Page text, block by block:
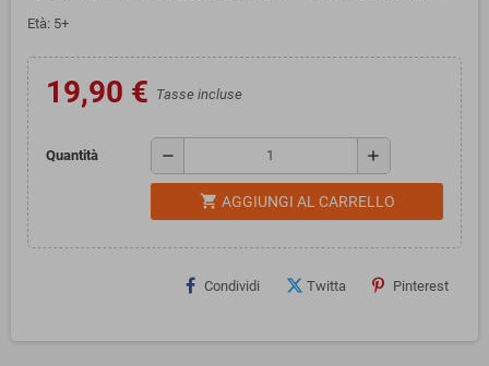
Età: 5+
19,90 € Tasse incluse
Quantità remove add
shopping_cart AGGIUNGI AL CARRELLO
Condividi Twitta Pinterest